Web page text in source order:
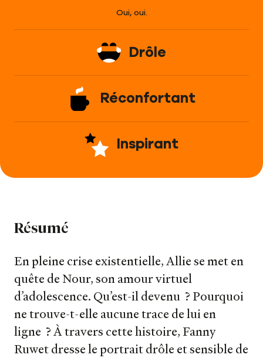
Oui, oui.
Drôle
Réconfortant
Inspirant
Résumé
En pleine crise existentielle, Allie se met en
quête de Nour, son amour virtuel
d’adolescence. Qu’est-il devenu ? Pourquoi
ne trouve-t-elle aucune trace de lui en
ligne ? À travers cette histoire, Fanny
Ruwet dresse le portrait drôle et sensible de